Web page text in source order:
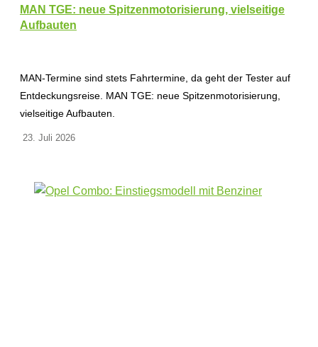
MAN TGE: neue Spitzenmotorisierung, vielseitige
Aufbauten
MAN-Termine sind stets Fahrtermine, da geht der Tester auf
Entdeckungsreise. MAN TGE: neue Spitzenmotorisierung,
vielseitige Aufbauten.
23. Juli 2026